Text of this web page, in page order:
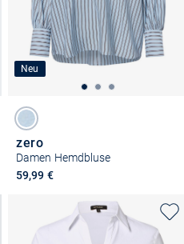
Neu
zero
Damen Hemdbluse
59,99 €